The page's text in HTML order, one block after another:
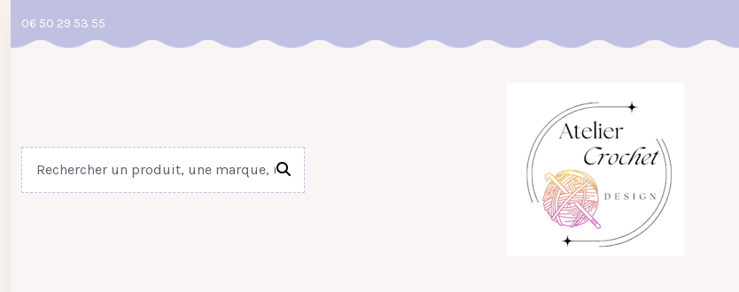
06 50 29 53 55